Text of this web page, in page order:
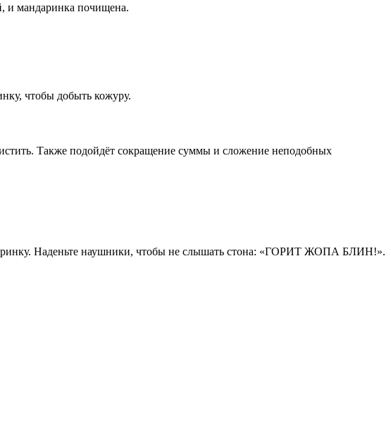
и мандаринка почищена.
чтобы добыть кожуру.
Также подойдёт сокращение суммы и сложение неподобных
Наденьте наушники, чтобы не слышать стона: «ГОРИТ ЖОПА БЛИН!».